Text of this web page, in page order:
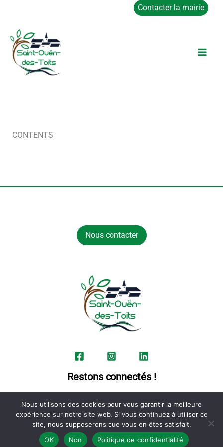
contenu
Contacter la mairie
CONTENTS
Nous contacter
Restons connectés !
Politique de confidentialité
Copyright © 2026 Commune de Saint-Ouën-des-Toits
Nous utilisons des cookies pour vous garantir la meilleure
expérience sur notre site web. Si vous continuez à utiliser ce
site, nous supposerons que vous en êtes satisfait.
OK
Non Politique de confidentialité